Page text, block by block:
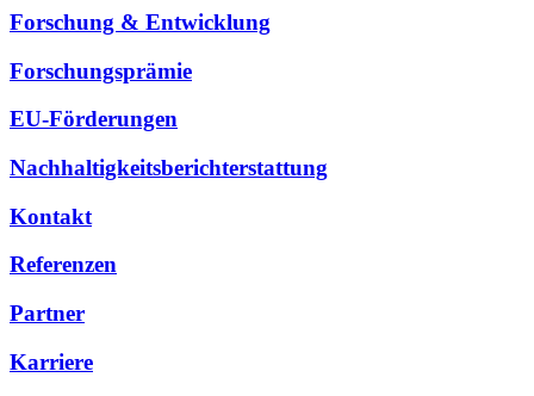
Forschung & Entwicklung
Forschungsprämie
EU-Förderungen
Nachhaltigkeitsberichterstattung
Kontakt
Referenzen
Partner
Karriere